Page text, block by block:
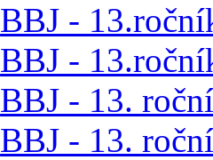
BBJ -
BBJ -
BBJ - 13.
BBJ - 13.